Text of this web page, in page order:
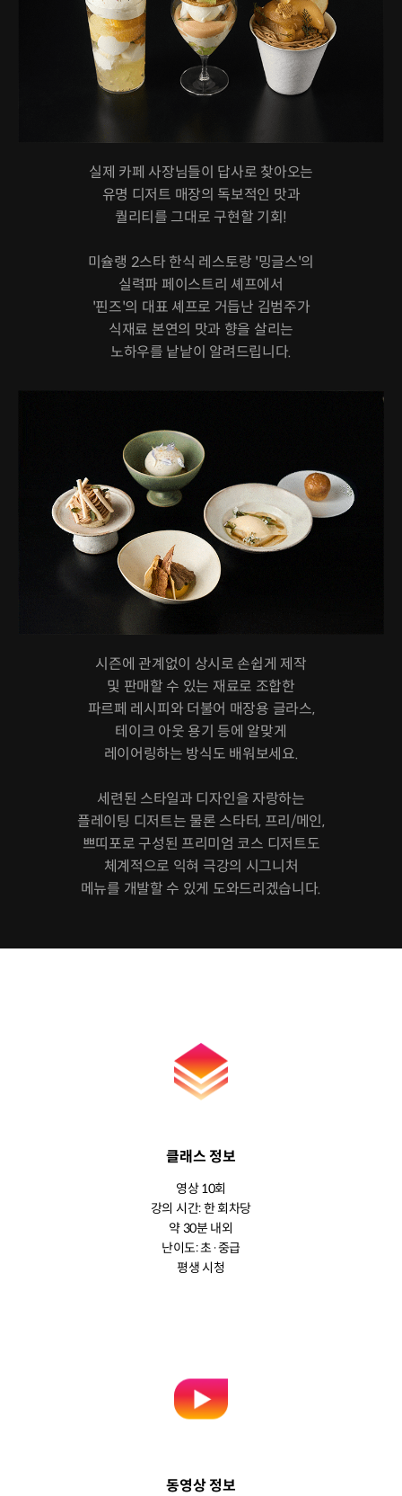
실제 카페 사장님들이 답사로 찾아오는
유명 디저트 매장의 독보적인 맛과
퀄리티를 그대로 구현할 기회!
미슐랭 2스타 한식 레스토랑 '밍글스'의
실력파 페이스트리 셰프에서
'핀즈'의 대표 셰프로 거듭난 김범주가
식재료 본연의 맛과 향을 살리는
노하우를 낱낱이 알려드립니다.
시즌에 관계없이 상시로 손쉽게 제작
및 판매할 수 있는 재료로 조합한
파르페 레시피와 더불어 매장용 글라스,
테이크 아웃 용기 등에 알맞게
레이어링하는 방식도 배워보세요.
세련된 스타일과 디자인을 자랑하는
플레이팅 디저트는 물론 스타터, 프리/메인,
쁘띠포로 구성된 프리미엄 코스 디저트도
체계적으로 익혀 극강의 시그니처
메뉴를 개발할 수 있게 도와드리겠습니다.
클래스 정보
영상 10회
강의 시간: 한 회차당
약 30분 내외
난이도: 초·중급
평생 시청
동영상 정보